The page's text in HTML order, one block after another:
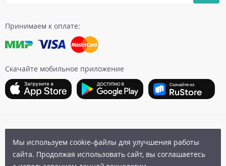
Принимаем к оплате:
Скачайте мобильное приложение
соглашение |Политика конфиденциальности |
Публичная оферта
Мы используем cookie-файлы для улучшения работы
сайта. Продолжая использовать сайт, вы соглашаетесь